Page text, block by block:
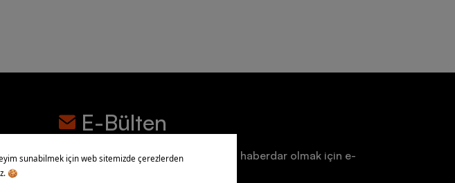
E-Bülten
İndirim, kampanya ve duyurulardan haberdar olmak için e-